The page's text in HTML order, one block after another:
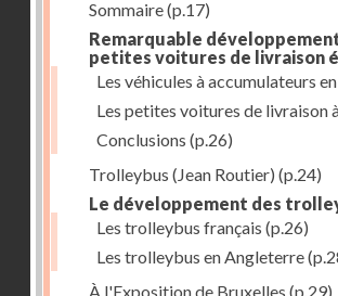
Sommaire(p.17)
Remarquable
petites voitures de livraison
Les véhicules à accumulateurs
Les petites voitures de livraison
Conclusions (p.26)
Trolleybus (Jean Routier) (p.24)
Le développement des
Les trolleybus français (p.26)
Les trolleybus en Angleterre
À l'Exposition de Bruxelles (p.29)